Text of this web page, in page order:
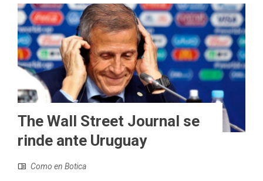
The Wall Street Journal se
rinde ante Uruguay
Como en Botica